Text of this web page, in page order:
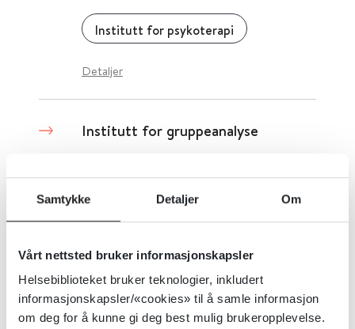
Samtykke Detaljer Om
Vårt nettsted bruker informasjonskapsler
Helsebiblioteket bruker teknologier, inkludert
informasjonskapsler/«cookies» til å samle informasjon
om deg for å kunne gi deg best mulig brukeropplevelse.
Institutt for psykoterapi
Detaljer
Institutt for gruppeanalyse
Idebanken - psykisk helse
Ny Arbeids- og Velferdsforvaltning (NAV)